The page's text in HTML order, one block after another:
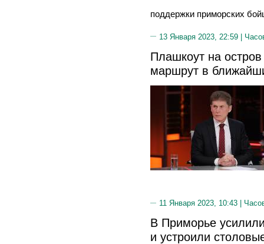
поддержки приморских
13 Января 2023, 22:59 |
Плашкоут на
маршрут в
11 Января 2023, 10:43 |
В Приморье
и устроили